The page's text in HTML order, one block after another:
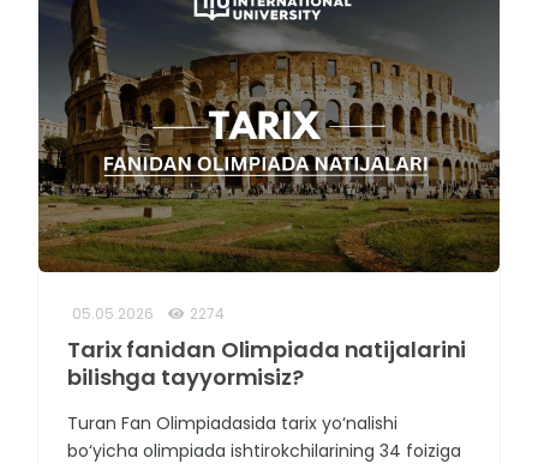
05.05.2026 2274
Tarix fanidan Olimpiada natijalarini
bilishga tayyormisiz?
Turan Fan Olimpiadasida tarix yo‘nalishi
bo‘yicha olimpiada ishtirokchilarining 34 foiziga